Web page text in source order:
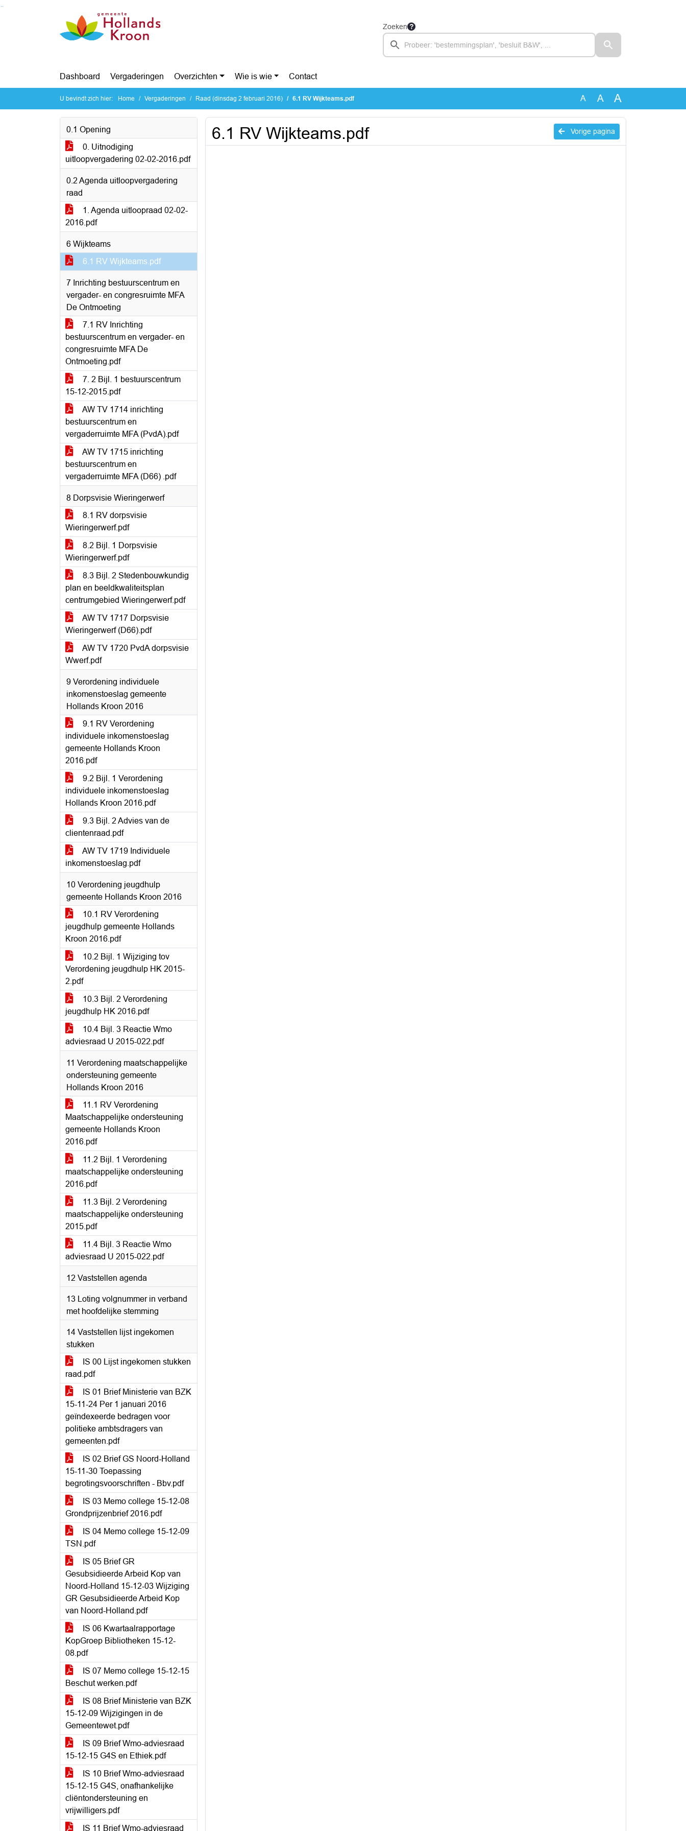
Ga naar de inhoud van deze pagina
Zoeken
Dashboard Vergaderingen Overzichten Wie is wie Contact
U bevindt zich hier: Home Vergaderingen Raad (dinsdag 2 februari 2016) 6.1 RV Wijkteams.pdf A A A
0.1 Opening
0. Uitnodiging
uitloopvergadering 02-02-2016.pdf
0.2 Agenda uitloopvergadering
raad
1. Agenda uitloopraad 02-02-
2016.pdf
6 Wijkteams
6.1 RV Wijkteams.pdf
7 Inrichting bestuurscentrum en
vergader- en congresruimte MFA
De Ontmoeting
7.1 RV Inrichting
bestuurscentrum en vergader- en
congresruimte MFA De
Ontmoeting.pdf
7. 2 Bijl. 1 bestuurscentrum
15-12-2015.pdf
AW TV 1714 inrichting
bestuurscentrum en
vergaderruimte MFA (PvdA).pdf
AW TV 1715 inrichting
bestuurscentrum en
vergaderruimte MFA (D66) .pdf
8 Dorpsvisie Wieringerwerf
8.1 RV dorpsvisie
Wieringerwerf.pdf
8.2 Bijl. 1 Dorpsvisie
Wieringerwerf.pdf
8.3 Bijl. 2 Stedenbouwkundig
plan en beeldkwaliteitsplan
centrumgebied Wieringerwerf.pdf
AW TV 1717 Dorpsvisie
Wieringerwerf (D66).pdf
AW TV 1720 PvdA dorpsvisie
Wwerf.pdf
9 Verordening individuele
inkomenstoeslag gemeente
Hollands Kroon 2016
9.1 RV Verordening
individuele inkomenstoeslag
gemeente Hollands Kroon
2016.pdf
9.2 Bijl. 1 Verordening
individuele inkomenstoeslag
Hollands Kroon 2016.pdf
9.3 Bijl. 2 Advies van de
clientenraad.pdf
AW TV 1719 Individuele
inkomenstoeslag.pdf
10 Verordening jeugdhulp
gemeente Hollands Kroon 2016
10.1 RV Verordening
jeugdhulp gemeente Hollands
Kroon 2016.pdf
10.2 Bijl. 1 Wijziging tov
Verordening jeugdhulp HK 2015-
2.pdf
10.3 Bijl. 2 Verordening
jeugdhulp HK 2016.pdf
10.4 Bijl. 3 Reactie Wmo
adviesraad U 2015-022.pdf
11 Verordening maatschappelijke
ondersteuning gemeente
Hollands Kroon 2016
11.1 RV Verordening
Maatschappelijke ondersteuning
gemeente Hollands Kroon
2016.pdf
11.2 Bijl. 1 Verordening
maatschappelijke ondersteuning
2016.pdf
11.3 Bijl. 2 Verordening
maatschappelijke ondersteuning
2015.pdf
11.4 Bijl. 3 Reactie Wmo
adviesraad U 2015-022.pdf
12 Vaststellen agenda
13 Loting volgnummer in verband
met hoofdelijke stemming
14 Vaststellen lijst ingekomen
stukken
IS 00 Lijst ingekomen stukken
raad.pdf
IS 01 Brief Ministerie van BZK
15-11-24 Per 1 januari 2016
geïndexeerde bedragen voor
politieke ambtsdragers van
gemeenten.pdf
IS 02 Brief GS Noord-Holland
15-11-30 Toepassing
begrotingsvoorschriften - Bbv.pdf
IS 03 Memo college 15-12-08
Grondprijzenbrief 2016.pdf
IS 04 Memo college 15-12-09
TSN.pdf
IS 05 Brief GR
Gesubsidieerde Arbeid Kop van
Noord-Holland 15-12-03 Wijziging
GR Gesubsidieerde Arbeid Kop
van Noord-Holland.pdf
IS 06 Kwartaalrapportage
KopGroep Bibliotheken 15-12-
08.pdf
IS 07 Memo college 15-12-15
Beschut werken.pdf
IS 08 Brief Ministerie van BZK
15-12-09 Wijzigingen in de
Gemeentewet.pdf
IS 09 Brief Wmo-adviesraad
15-12-15 G4S en Ethiek.pdf
IS 10 Brief Wmo-adviesraad
15-12-15 G4S, onafhankelijke
cliëntondersteuning en
vrijwilligers.pdf
IS 11 Brief Wmo-adviesraad
Vorige pagina
6.1 RV Wijkteams.pdf